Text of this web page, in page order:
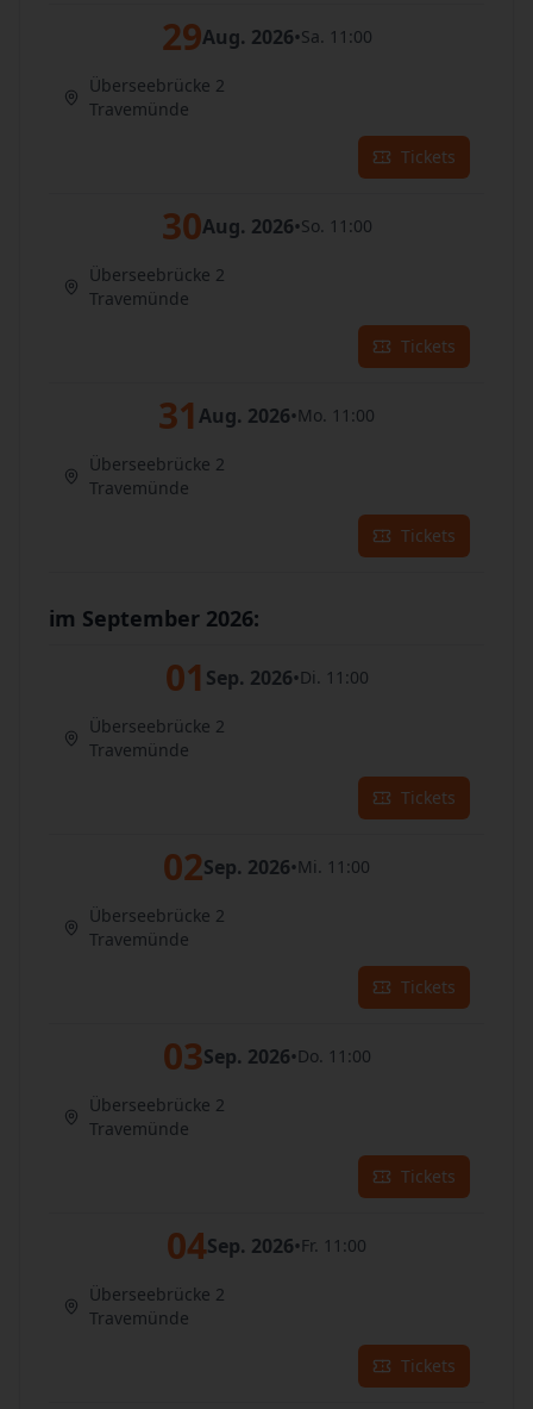
29Aug. 2026•Sa. 11:00
Überseebrücke 2
Travemünde
Tickets
30Aug. 2026•So. 11:00
Überseebrücke 2
Travemünde
Tickets
31 Aug. 2026•Mo. 11:00
Überseebrücke 2
Travemünde
Tickets
im September 2026:
01 Sep. 2026•Di. 11:00
Überseebrücke 2
Travemünde
Tickets
02Sep. 2026•Mi. 11:00
Überseebrücke 2
Travemünde
Tickets
03Sep. 2026•Do. 11:00
Überseebrücke 2
Travemünde
Tickets
04Sep. 2026•Fr. 11:00
Überseebrücke 2
Travemünde
Tickets